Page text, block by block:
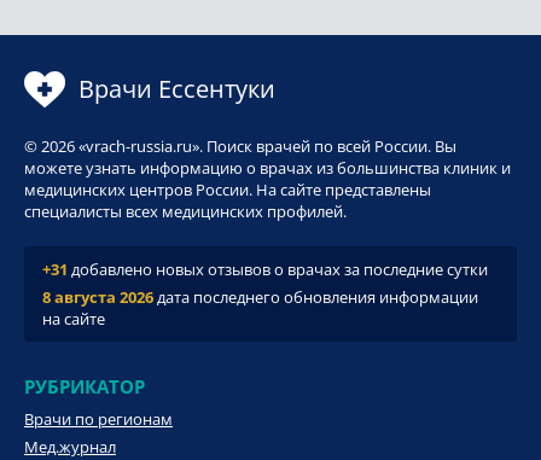
Врачи Ессентуки
© 2026 «vrach-russia.ru». Поиск врачей по всей России. Вы
можете узнать информацию о врачах из большинства клиник и
медицинских центров России. На сайте представлены
специалисты всех медицинских профилей.
+31 добавлено новых отзывов о врачах за последние сутки
8 августа 2026дата последнего обновления информации
на сайте
РУБРИКАТОР
Врачи по регионам
Мед.журнал